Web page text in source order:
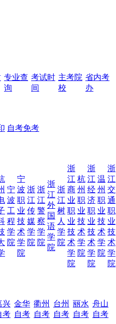
专业查
询
考试时
间
主考院
校
省内考
办
自考免考
宁
波
工
程
学
院
宁
波
职
业
技
术
学
院
浙
江
传
媒
学
院
浙
江
警
察
学
院
浙
江
外
国
语
学
院
浙
江
树
人
学
院
浙
江
商
业
职
业
技
术
学
院
杭
州
职
业
技
术
学
院
浙
江
经
济
职
业
技
术
学
院
温
州
职
业
技
术
学
院
浙
江
交
通
职
业
技
术
学
院
兴
考
金华
自考
衢州
自考
台州
自考
丽水
自考
舟山
自考